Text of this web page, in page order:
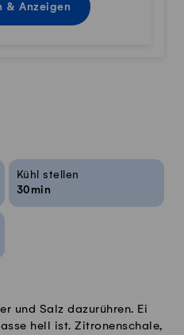
& Anzeigen
Kühl stellen
30min
und Salz dazurühren. Ei
hell ist. Zitronenschale,